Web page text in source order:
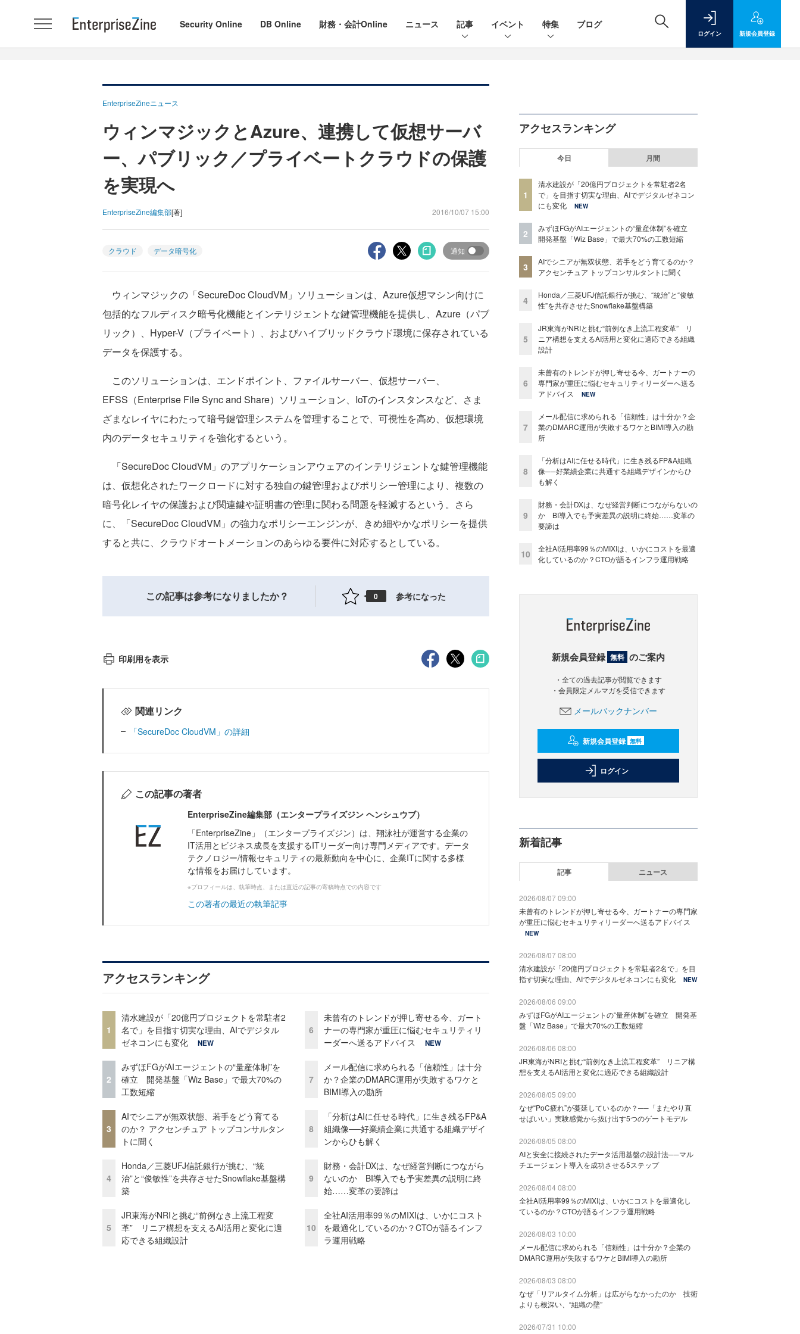
Security Online DB Online 財務・会計Online ニュース 記事 イベント 特集 ブログ
ログイン 新規会員登録
EnterpriseZineニュース
ウィンマジックとAzure、連携して仮想サーバ
ー、パブリック／プライベートクラウドの保護
を実現へ
EnterpriseZine編集部[著] 2016/10/07 15:00
クラウド データ暗号化 通知
ウィンマジックの「SecureDoc CloudVM」ソリューションは、Azure仮想マシン向けに
包括的なフルディスク暗号化機能とインテリジェントな鍵管理機能を提供し、Azure（パブ
リック）、Hyper-V（プライベート）、およびハイブリッドクラウド環境に保存されている
データを保護する。
このソリューションは、エンドポイント、ファイルサーバー、仮想サーバー、
EFSS（Enterprise File Sync and Share）ソリューション、IoTのインスタンスなど、さま
ざまなレイヤにわたって暗号鍵管理システムを管理することで、可視性を高め、仮想環境
内のデータセキュリティを強化するという。
「SecureDoc CloudVM」のアプリケーションアウェアのインテリジェントな鍵管理機能
は、仮想化されたワークロードに対する独自の鍵管理およびポリシー管理により、複数の
暗号化レイヤの保護および関連鍵や証明書の管理に関わる問題を軽減するという。さら
に、「SecureDoc CloudVM」の強力なポリシーエンジンが、きめ細やかなポリシーを提供
すると共に、クラウドオートメーションのあらゆる要件に対応するとしている。
この記事は参考になりましたか？ 0 参考になった
印刷用を表示
関連リンク
「SecureDoc CloudVM」の詳細
この記事の著者
EnterpriseZine編集部（エンタープライズジン ヘンシュウブ）
「EnterpriseZine」（エンタープライズジン）は、翔泳社が運営する企業の
IT活用とビジネス成長を支援するITリーダー向け専門メディアです。データ
テクノロジー/情報セキュリティの最新動向を中心に、企業ITに関する多様
な情報をお届けしています。
※プロフィールは、執筆時点、または直近の記事の寄稿時点での内容です
この著者の最近の執筆記事
アクセスランキング
1
清水建設が「20億円プロジェクトを常駐者2
名で」を目指す切実な理由、AIでデジタル
ゼネコンにも変化
NEW
2
みずほFGがAIエージェントの“量産体制”を
確立 開発基盤「Wiz Base」で最大70%の
工数短縮
3
AIでシニアが無双状態、若手をどう育てる
のか？ アクセンチュア トップコンサルタン
トに聞く
4
Honda／三菱UFJ信託銀行が挑む、“統
治”と“俊敏性”を共存させたSnowflake基盤構
築
5
JR東海がNRIと挑む“前例なき上流工程変
革” リニア構想を支えるAI活用と変化に適
応できる組織設計
6
未曾有のトレンドが押し寄せる今、ガート
ナーの専門家が重圧に悩むセキュリティリ
ーダーへ送るアドバイス
NEW
7
メール配信に求められる「信頼性」は十分
か？企業のDMARC運用が失敗するワケと
BIMI導入の勘所
8
「分析はAIに任せる時代」に生き残るFP&A
組織像──好業績企業に共通する組織デザイ
ンからひも解く
9
財務・会計DXは、なぜ経営判断につながら
ないのか BI導入でも予実差異の説明に終
始……変革の要諦は
10
全社AI活用率99％のMIXIは、いかにコスト
を最適化しているのか？CTOが語るインフ
ラ運用戦略
アクセスランキング
今日 月間
1
清水建設が「20億円プロジェクトを常駐者2名
で」を目指す切実な理由、AIでデジタルゼネコン
にも変化
NEW
2
みずほFGがAIエージェントの“量産体制”を確立
開発基盤「Wiz Base」で最大70%の工数短縮
3
AIでシニアが無双状態、若手をどう育てるのか？
アクセンチュア トップコンサルタントに聞く
4
Honda／三菱UFJ信託銀行が挑む、“統治”と“俊敏
性”を共存させたSnowflake基盤構築
5
JR東海がNRIと挑む“前例なき上流工程変革” リ
ニア構想を支えるAI活用と変化に適応できる組織
設計
6
未曾有のトレンドが押し寄せる今、ガートナーの
専門家が重圧に悩むセキュリティリーダーへ送る
アドバイス
NEW
7
メール配信に求められる「信頼性」は十分か？企
業のDMARC運用が失敗するワケとBIMI導入の勘
所
8
「分析はAIに任せる時代」に生き残るFP&A組織
像──好業績企業に共通する組織デザインからひ
も解く
9
財務・会計DXは、なぜ経営判断につながらないの
か BI導入でも予実差異の説明に終始……変革の
要諦は
10
全社AI活用率99％のMIXIは、いかにコストを最適
化しているのか？CTOが語るインフラ運用戦略
新規会員登録 無料 のご案内
・全ての過去記事が閲覧できます
・会員限定メルマガを受信できます
メールバックナンバー
新規会員登録 無料
ログイン
新着記事
記事 ニュース
2026/08/07 09:00
未曾有のトレンドが押し寄せる今、ガートナーの専門家
が重圧に悩むセキュリティリーダーへ送るアドバイス
NEW
2026/08/07 08:00
清水建設が「20億円プロジェクトを常駐者2名で」を目
指す切実な理由、AIでデジタルゼネコンにも変化
NEW
2026/08/06 09:00
みずほFGがAIエージェントの“量産体制”を確立 開発基
盤「Wiz Base」で最大70%の工数短縮
2026/08/06 08:00
JR東海がNRIと挑む“前例なき上流工程変革” リニア構
想を支えるAI活用と変化に適応できる組織設計
2026/08/05 09:00
なぜ“PoC疲れ”が蔓延しているのか？──「またやり直
せばいい」実験感覚から抜け出す5つのゲートモデル
2026/08/05 08:00
AIと安全に接続されたデータ活用基盤の設計法──マル
チエージェント導入を成功させる5ステップ
2026/08/04 08:00
全社AI活用率99％のMIXIは、いかにコストを最適化し
ているのか？CTOが語るインフラ運用戦略
2026/08/03 10:00
メール配信に求められる「信頼性」は十分か？企業の
DMARC運用が失敗するワケとBIMI導入の勘所
2026/08/03 08:00
なぜ「リアルタイム分析」は広がらなかったのか 技術
よりも根深い、“組織の壁”
2026/07/31 10:00